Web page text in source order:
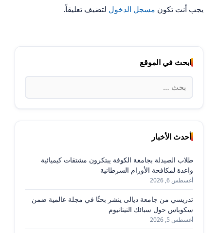
يجب أنت تكون مسجل الدخول لتضيف تعليقاً.
ابحث في الموقع
البحث
عن:
أحدث الأخبار
طلاب الصيدلة بجامعة الكوفة يبتكرون مشتقات كيميائية
واعدة لمكافحة الأورام السرطانية
أغسطس 6, 2026
تدريسي من جامعة ديالى ينشر بحثًا في مجلة عالمية ضمن
سكوباس حول سبائك التيتانيوم
أغسطس 5, 2026